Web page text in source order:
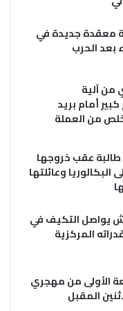
معقدة جديدة في
بعد الحرب
آلية
أمام بريد
من العملة
عقب خروجها
وعائلتها
يواصل التكيف في
المركزية
الأولى من مهجري
المقبل